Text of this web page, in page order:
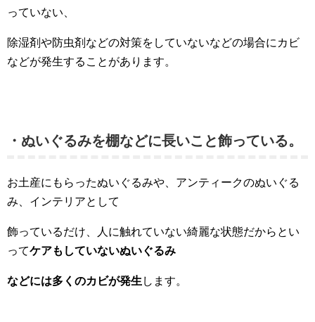
っていない、
除湿剤や防虫剤などの対策をしていないなどの場合にカビ
などが発生することがあります。
・ぬいぐるみを棚などに長いこと飾っている。
お土産にもらったぬいぐるみや、アンティークのぬいぐる
み、インテリアとして
飾っているだけ、人に触れていない綺麗な状態だからとい
ってケアもしていないぬいぐるみ
などには多くのカビが発生 します。